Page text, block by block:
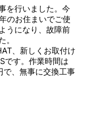
を行いました。今
のお住まいでご使
うになり、故障前
。
、新しくお取付け
です。作業時間は
、無事に交換工事